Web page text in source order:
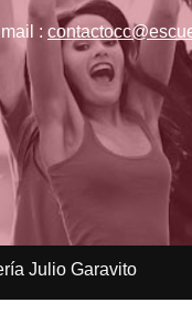
:
Julio Garavito